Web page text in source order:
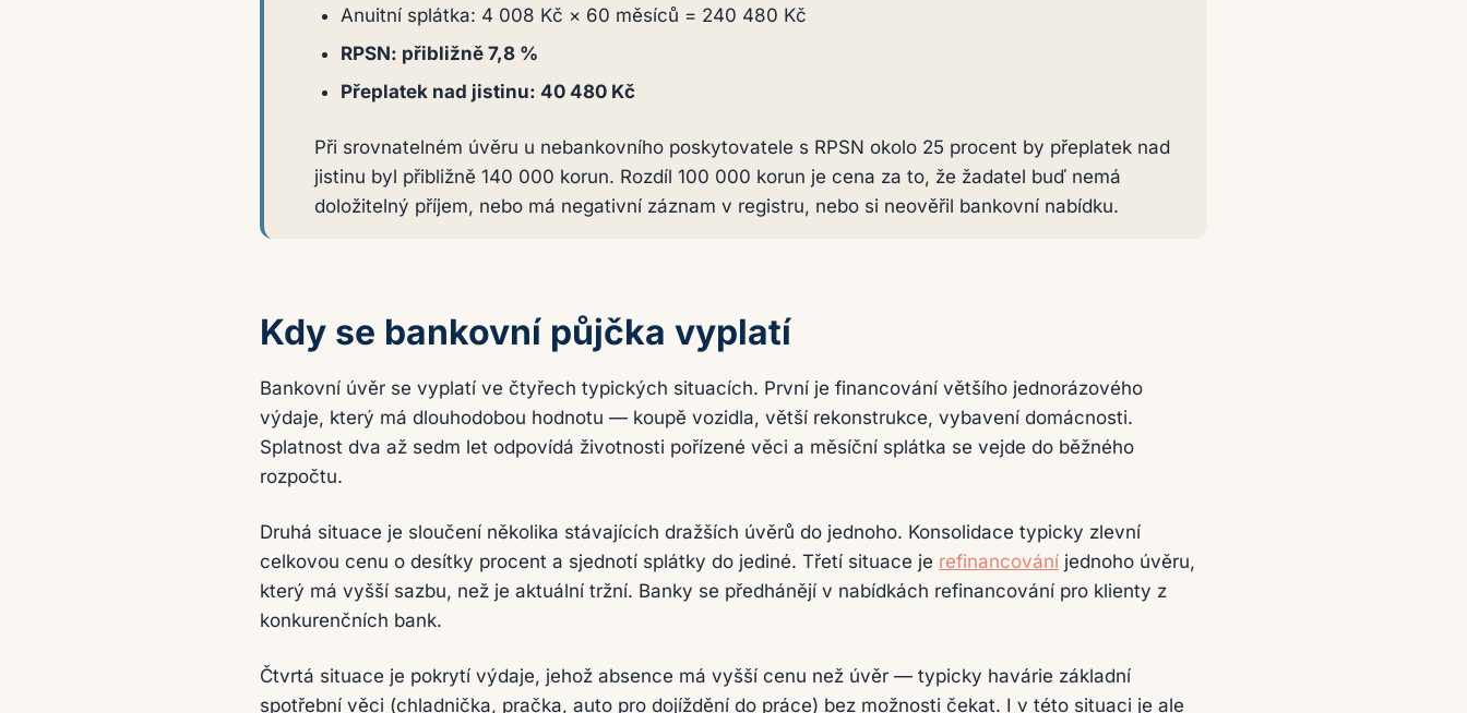
Anuitní splátka: 4 008 Kč × 60 měsíců = 240 480 Kč
RPSN: přibližně 7,8 %
Přeplatek nad jistinu: 40 480 Kč
Při srovnatelném úvěru u nebankovního poskytovatele s RPSN okolo 25 procent by přeplatek nad
jistinu byl přibližně 140 000 korun. Rozdíl 100 000 korun je cena za to, že žadatel buď nemá
doložitelný příjem, nebo má negativní záznam v registru, nebo si neověřil bankovní nabídku.
Kdy se bankovní půjčka vyplatí
Bankovní úvěr se vyplatí ve čtyřech typických situacích. První je financování většího jednorázového
výdaje, který má dlouhodobou hodnotu — koupě vozidla, větší rekonstrukce, vybavení domácnosti.
Splatnost dva až sedm let odpovídá životnosti pořízené věci a měsíční splátka se vejde do běžného
rozpočtu.
Druhá situace je sloučení několika stávajících dražších úvěrů do jednoho. Konsolidace typicky zlevní
celkovou cenu o desítky procent a sjednotí splátky do jediné. Třetí situace je refinancování jednoho úvěru,
který má vyšší sazbu, než je aktuální tržní. Banky se předhánějí v nabídkách refinancování pro klienty z
konkurenčních bank.
Čtvrtá situace je pokrytí výdaje, jehož absence má vyšší cenu než úvěr — typicky havárie základní
spotřební věci (chladnička, pračka, auto pro dojíždění do práce) bez možnosti čekat. I v této situaci je ale